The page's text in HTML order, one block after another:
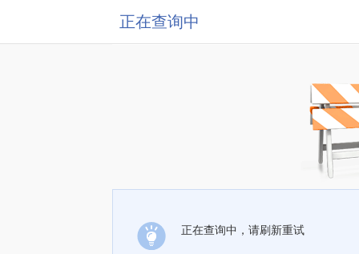
正在查询中
正在查询中，请刷新重试